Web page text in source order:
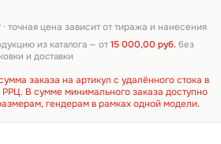
точная цена зависит от тиража и нанесения
из каталога — от15 000,00 руб. без
и доставки
заказа на артикул с удалённого стока в
В сумме минимального заказа доступно
гендерам в рамках одной модели.